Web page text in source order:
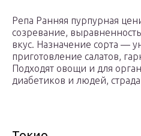
Репа Ранняя пурпурная
созревание,
вкус. Назначение сорта —
приготовление салатов,
Подходят овощи и для
диабетиков и людей,